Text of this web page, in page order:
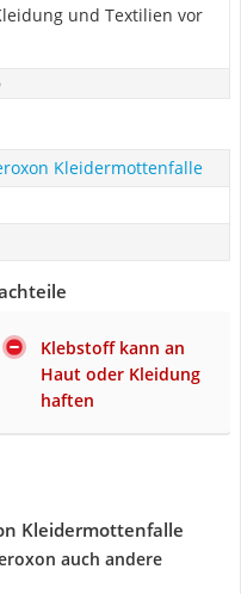
und Textilien vor
Kleidermottenfalle
Klebstoff kann an
Haut oder Kleidung
haften
Kleidermottenfalle
auch andere